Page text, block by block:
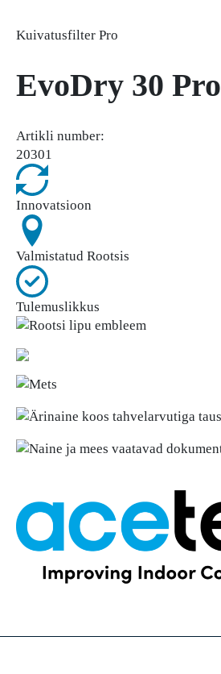
Kuivatusfilter Pro
EvoDry 30 Pro
Artikli number:
20301
Innovatsioon
Valmistatud Rootsis
Tulemuslikkus